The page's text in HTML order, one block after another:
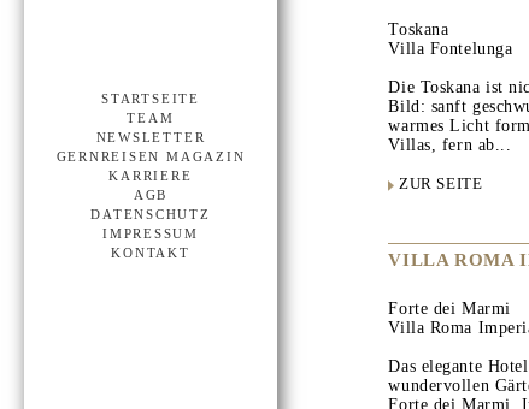
STARTSEITE
TEAM
NEWSLETTER
GERNREISEN MAGAZIN
KARRIERE
AGB
DATENSCHUTZ
IMPRESSUM
KONTAKT
Toskana
Villa Fontelunga
Die Toskana ist
Bild: sanft
warmes Licht
Villas, fern ab...
ZUR SEITE
VILLA ROMA
Forte dei Marmi
Villa Roma
Das elegante
wundervollen
Forte dei Marmi.